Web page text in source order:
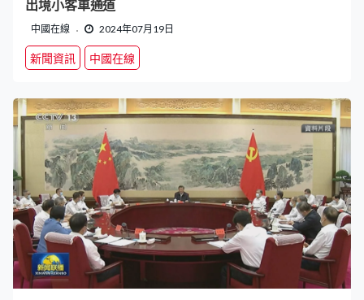
出境小客車通道
中國在線 2024年07月19日
新聞資訊 中國在線